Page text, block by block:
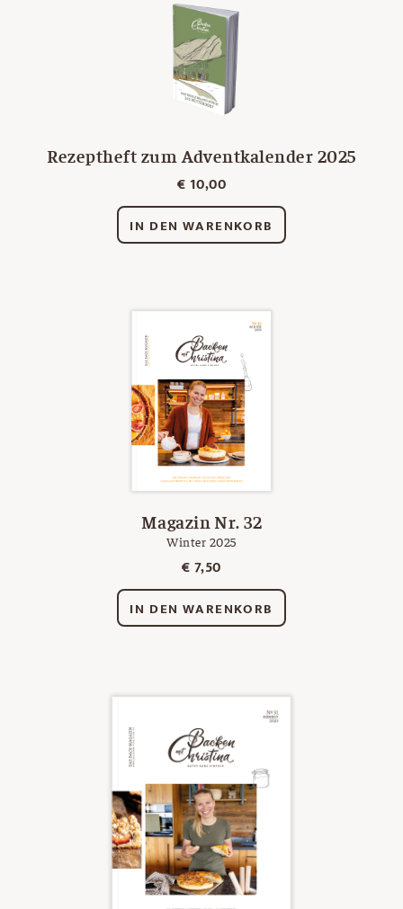
Rezeptheft zum Adventkalender 2025
€ 10,00
IN DEN WARENKORB
Magazin Nr. 32
Winter 2025
€7,50
IN DEN WARENKORB